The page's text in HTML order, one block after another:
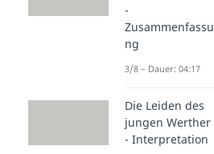
-
Zusammenfassu
ng
3/8 – Dauer: 04:17
Die Leiden des
jungen Werther
- Interpretation